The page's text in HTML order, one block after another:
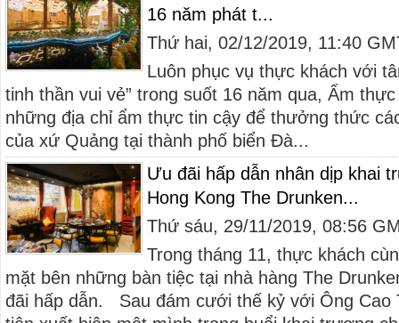
16 năm phát t...
Thứ hai, 02/12/2019, 11:40
Luôn phục vụ thực khách với
tinh thần vui vẻ” trong suốt 16 năm qua, Ẩm
những địa chỉ ẩm thực tin cậy để thưởng thức
của xứ Quảng tại thành phố biển Đà...
Ưu đãi hấp dẫn nhân dịp khai
Hong Kong The Drunken...
Thứ sáu, 29/11/2019, 08:56
Trong tháng 11, thực khách
mặt bên những bàn tiệc tại nhà hàng The
đãi hấp dẫn. Sau đám cưới thế kỷ với Ông Cao